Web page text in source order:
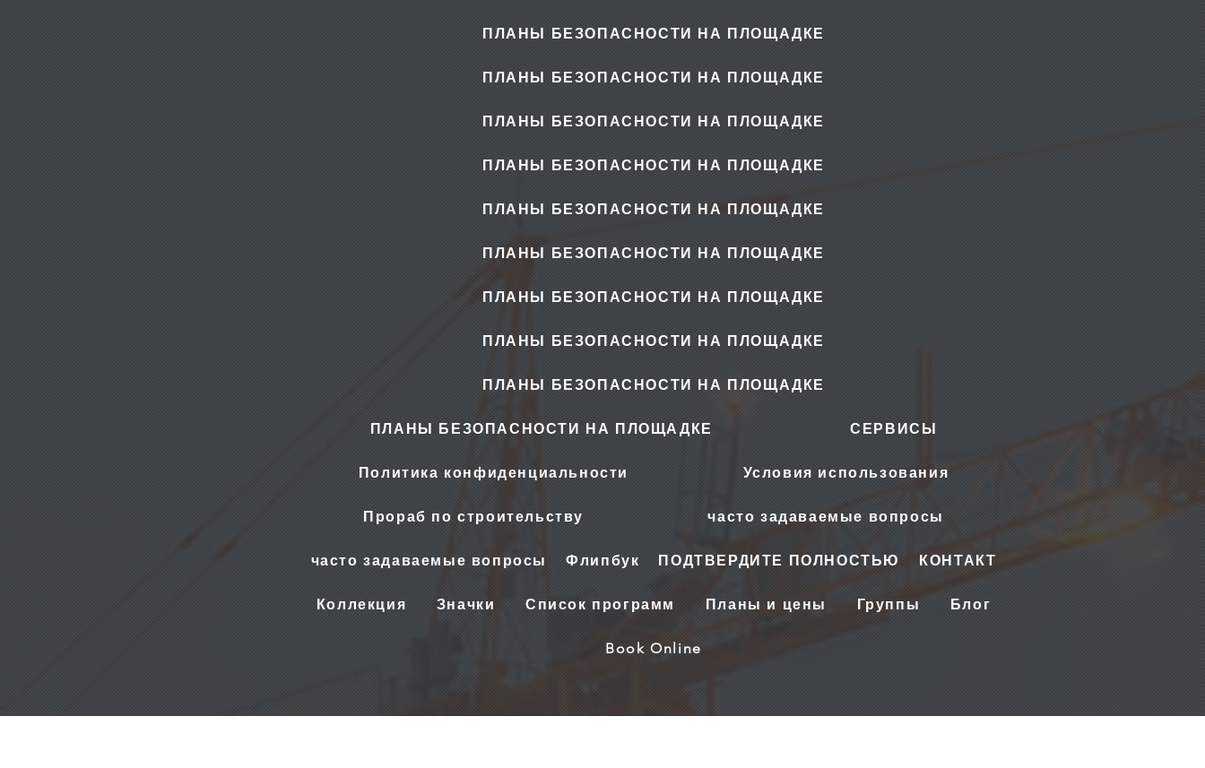
ПЛАНЫ БЕЗОПАСНОСТИ НА ПЛОЩАДКЕ
ПЛАНЫ БЕЗОПАСНОСТИ НА ПЛОЩАДКЕ
ПЛАНЫ БЕЗОПАСНОСТИ НА ПЛОЩАДКЕ
ПЛАНЫ БЕЗОПАСНОСТИ НА ПЛОЩАДКЕ
ПЛАНЫ БЕЗОПАСНОСТИ НА ПЛОЩАДКЕ
ПЛАНЫ БЕЗОПАСНОСТИ НА ПЛОЩАДКЕ
ПЛАНЫ БЕЗОПАСНОСТИ НА ПЛОЩАДКЕ
ПЛАНЫ БЕЗОПАСНОСТИ НА ПЛОЩАДКЕ
ПЛАНЫ БЕЗОПАСНОСТИ НА ПЛОЩАДКЕ
ПЛАНЫ БЕЗОПАСНОСТИ НА ПЛОЩАДКЕ СЕРВИСЫ
Политика конфиденциальности Условия использования
Прораб по строительству часто задаваемые вопросы
часто задаваемые вопросы Флипбук ПОДТВЕРДИТЕ ПОЛНОСТЬЮ КОНТАКТ
Коллекция Значки Список программ Планы и цены Группы Блог
Book Online